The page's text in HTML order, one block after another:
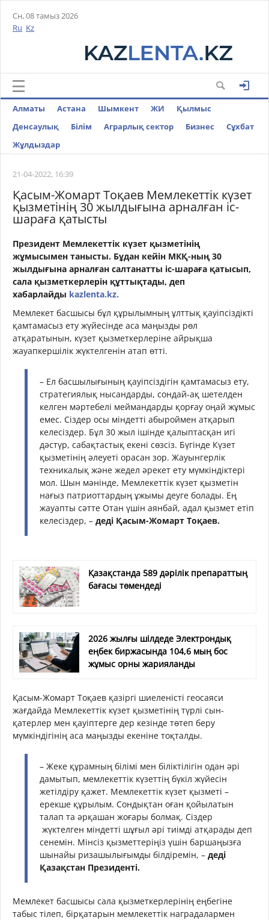
Сн, 08 тамыз 2026
Ru Kz
Алматы Астана Шымкент ЖИ
Қылмыс
Денсаулық
Білім Аграрлық сектор Бизнес
Cұхбат
Жұлдыздар
21-04-2022, 16:39
Қасым-Жомарт Тоқаев Мемлекеттік күзет
қызметінің 30 жылдығына арналған іс-
шараға қатысты
Президент Мемлекеттік күзет қызметінің
жұмысымен танысты. Бұдан кейін МКҚ-ның 30
жылдығына арналған салтанатты іс-шараға қатысып,
сала қызметкерлерін құттықтады, деп
хабарлайды kazlenta.kz.
Мемлекет басшысы бұл құрылымның ұлттық қауіпсіздікті
қамтамасыз ету жүйесінде аса маңызды рөл
атқаратынын, күзет қызметкерлеріне айрықша
жауапкершілік жүктелгенін атап өтті.
– Ел басшылығының қауіпсіздігін қамтамасыз ету,
стратегиялық нысандарды, сондай-ақ шетелден
келген мәртебелі меймандарды қорғау оңай жұмыс
емес. Сіздер осы міндетті абыроймен атқарып
келесіздер. Бұл 30 жыл ішінде қалыптасқан игі
дәстүр, сабақтастық екені сөзсіз. Бүгінде Күзет
қызметінің әлеуеті орасан зор. Жауынгерлік
техникалық және жедел әрекет ету мүмкіндіктері
мол. Шын мәнінде, Мемлекеттік күзет қызметін
нағыз патриоттардың ұжымы деуге болады. Ең
жауапты сәтте Отан үшін аянбай, адал қызмет етіп
келесіздер, – деді Қасым-Жомарт Тоқаев.
Қазақстанда 589 дәрілік препараттың
бағасы төмендеді
2026 жылғы шілдеде Электрондық
еңбек биржасында 104,6 мың бос
жұмыс орны жарияланды
Қасым-Жомарт Тоқаев қазіргі шиеленісті геосаяси
жағдайда Мемлекеттік күзет қызметінің түрлі сын-
қатерлер мен қауіптерге дер кезінде төтеп беру
мүмкіндігінің аса маңызды екеніне тоқталды.
– Жеке құрамның білімі мен біліктілігін одан әрі
дамытып, мемлекеттік күзеттің бүкіл жүйесін
жетілдіру қажет. Мемлекеттік күзет қызметі –
ерекше құрылым. Сондықтан оған қойылатын
талап та әрқашан жоғары болмақ. Сіздер
жүктелген міндетті шұғыл әрі тиімді атқарады деп
сенемін. Мінсіз қызметтеріңіз үшін баршаңызға
шынайы ризашылығымды білдіремін, – деді
Қазақстан Президенті.
Мемлекет басшысы сала қызметкерлерінің еңбегіне
табыс тілеп, бірқатарын мемлекеттік наградалармен